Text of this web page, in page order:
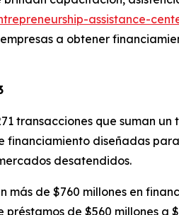
assistance-
a obtener
transacciones que suman
diseñadas
desatendidos.
de $760 millones en
de $560 millones a